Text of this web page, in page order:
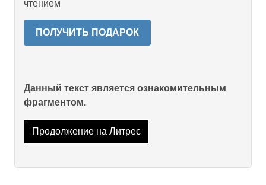
чтением
ПОЛУЧИТЬ ПОДАРОК
Данный текст является ознакомительным
фрагментом.
Продолжение на Литрес